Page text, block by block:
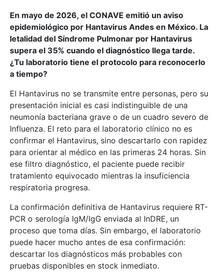
En mayo de 2026, el CONAVE emitió un aviso
epidemiológico por Hantavirus Andes en México. La
letalidad del Síndrome Pulmonar por Hantavirus
supera el 35% cuando el diagnóstico llega tarde.
¿Tu laboratorio tiene el protocolo para reconocerlo
a tiempo?
El Hantavirus no se transmite entre personas, pero su
presentación inicial es casi indistinguible de una
neumonía bacteriana grave o de un cuadro severo de
Influenza. El reto para el laboratorio clínico no es
confirmar el Hantavirus, sino descartarlo con rapidez
para orientar al médico en las primeras 24 horas. Sin
ese filtro diagnóstico, el paciente puede recibir
tratamiento equivocado mientras la insuficiencia
respiratoria progresa.
La confirmación definitiva de Hantavirus requiere RT-
PCR o serología IgM/IgG enviada al InDRE, un
proceso que toma días. Sin embargo, el laboratorio
puede hacer mucho antes de esa confirmación:
descartar los diagnósticos más probables con
pruebas disponibles en stock inmediato.